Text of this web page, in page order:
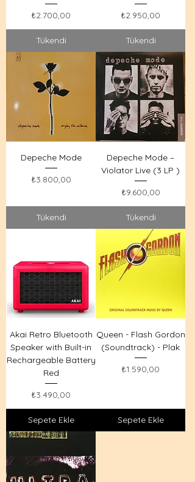
Fiyat
₺2.700,00
Tükendi
Fiyat
₺2.950,00
Tükendi
Depeche Mode
Fiyat
₺3.800,00
Tükendi
Depeche Mode –
Violator Live (3 LP )
Fiyat
₺9.600,00
Tükendi
Akai Retro Bluetooth
Speaker with Built-in
Rechargeable Battery
Red
Fiyat
₺3.490,00
Sepete Ekle
Queen - Flash Gordon
(Soundtrack) - Plak
Fiyat
₺1.590,00
Sepete Ekle